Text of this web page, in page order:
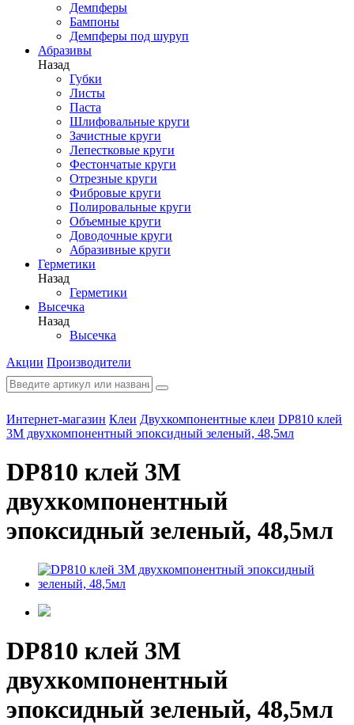
Демпферы
Бампоны
Демпферы под шуруп
Абразивы
Назад
Губки
Листы
Паста
Шлифовальные круги
Зачистные круги
Лепестковые круги
Фестончатые круги
Отрезные круги
Фибровые круги
Полировальные круги
Объемные круги
Доводочные круги
Абразивные круги
Герметики
Назад
Герметики
Высечка
Назад
Высечка
Акции Производители
Интернет-магазин Клеи Двухкомпонентные клеи DP810 клей
3М двухкомпонентный эпоксидный зеленый, 48,5мл
DP810 клей 3М
двухкомпонентный
эпоксидный зеленый, 48,5мл
DP810 клей 3М
двухкомпонентный
эпоксидный зеленый, 48,5мл